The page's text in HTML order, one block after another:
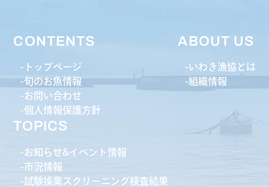
CONTENTS
トップページ
旬のお魚情報
お問い合わせ
個人情報保護方針
ABOUT US
いわき漁協とは
組織情報
TOPICS
お知らせ&イベント情報
市況情報
試験操業スクリーニング検査結果